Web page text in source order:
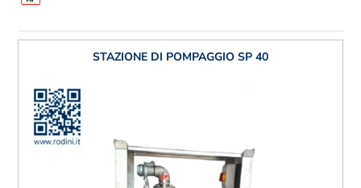
STAZIONE DI POMPAGGIO SP 40